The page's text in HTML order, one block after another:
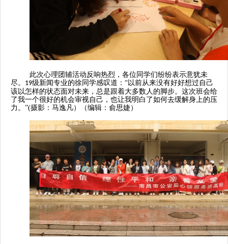
此次心理团辅活动 反响热烈，各位 同学们纷纷表示意犹未
尽。 19级新闻专业的徐同学感叹道：“以前从来没有好好想过自己
该以怎样的状态面对未来，总是跟着大多数人的脚步。这次班会给
了我一个很好的机会审视自己，也让我明白了如何去缓解身上的压
力。”(摄影：马逸凡）（编辑：俞思婕）